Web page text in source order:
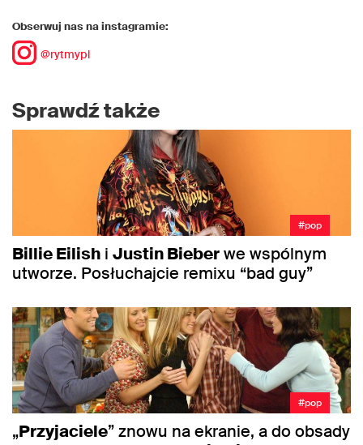
Obserwuj nas na instagramie:
@rytmypl
Sprawdź także
#pop
Billie Eilish i Justin Bieberwe wspólnym
utworze. Posłuchajcie remixu “bad guy”
#pop
„Przyjaciele” znowu na ekranie, a do obsady